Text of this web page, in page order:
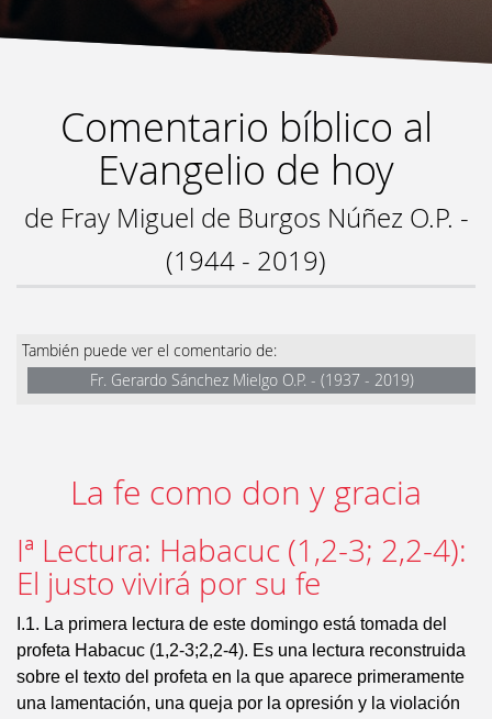
Comentario bíblico al
Evangelio de hoy
de Fray Miguel de Burgos Núñez O.P. -
(1944 - 2019)
También puede ver el comentario de:
Fr. Gerardo Sánchez Mielgo O.P. - (1937 - 2019)
La fe como don y gracia
Iª Lectura: Habacuc (1,2-3; 2,2-4):
El justo vivirá por su fe
I.1. La primera lectura de este domingo está tomada del
profeta Habacuc (1,2-3;2,2-4). Es una lectura reconstruida
sobre el texto del profeta en la que aparece primeramente
una lamentación, una queja por la opresión y la violación